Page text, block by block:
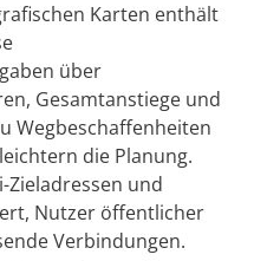
Karten enthält
über
Gesamtanstiege und
Wegbeschaffenheiten
die Planung.
und
Nutzer öffentlicher
Verbindungen.